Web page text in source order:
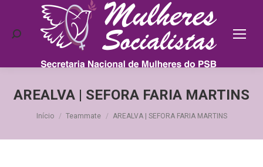
Search:
AREALVA | SEFORA FARIA MARTINS
Você está aqui:
Início Teammate AREALVA | SEFORA FARIA MARTINS